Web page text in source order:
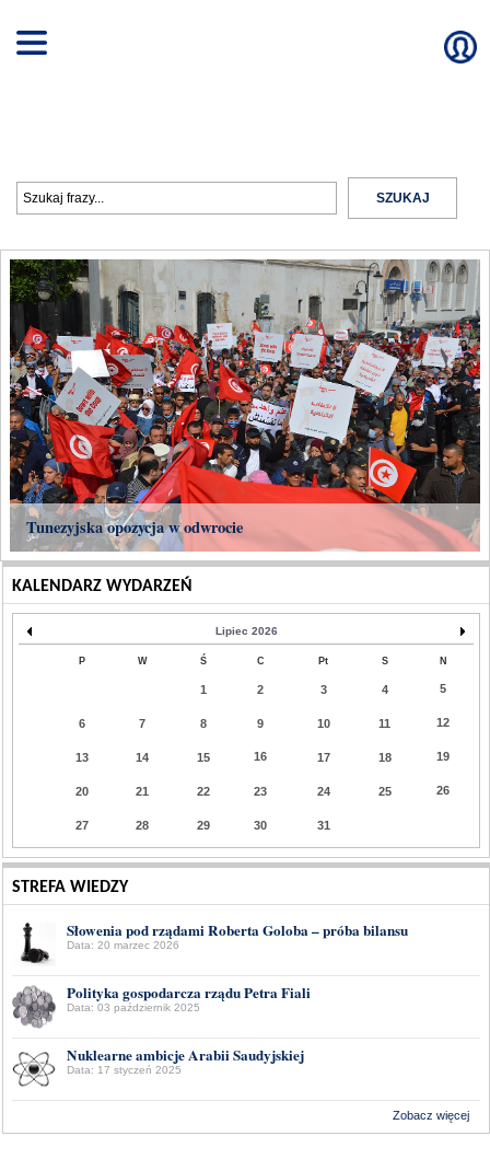
Tunezyjska opozycja w odwrocie
KALENDARZ WYDARZEŃ
Lipiec 2026
P W Ś C Pt S N
1 2 3 4 5
6 7 8 9 10 11 12
13 14 15 16 17 18 19
20 21 22 23 24 25 26
27 28 29 30 31
STREFA WIEDZY
Słowenia pod rządami Roberta Goloba – próba bilansu
Data: 20 marzec 2026
Polityka gospodarcza rządu Petra Fiali
Data: 03 październik 2025
Nuklearne ambicje Arabii Saudyjskiej
Data: 17 styczeń 2025
Zobacz więcej